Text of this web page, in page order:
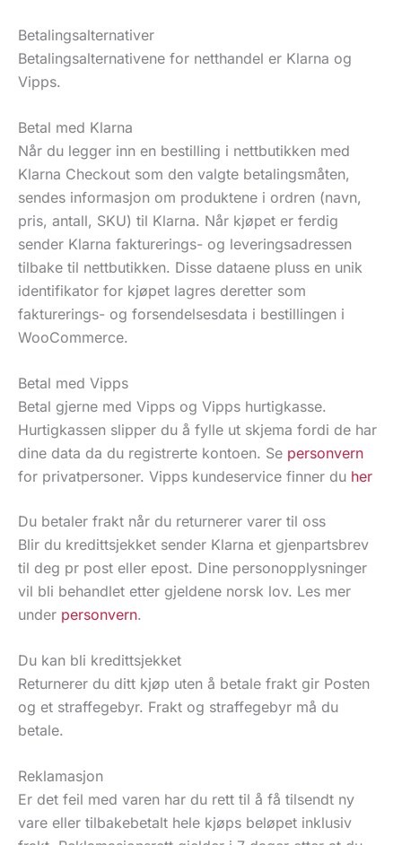
Betalingsalternativer
Betalingsalternativene for netthandel er Klarna og
Vipps.
Betal med Klarna
Når du legger inn en bestilling i nettbutikken med
Klarna Checkout som den valgte betalingsmåten,
sendes informasjon om produktene i ordren (navn,
pris, antall, SKU) til Klarna. Når kjøpet er ferdig
sender Klarna fakturerings- og leveringsadressen
tilbake til nettbutikken. Disse dataene pluss en unik
identifikator for kjøpet lagres deretter som
fakturerings- og forsendelsesdata i bestillingen i
WooCommerce.
Betal med Vipps
Betal gjerne med Vipps og Vipps hurtigkasse.
Hurtigkassen slipper du å fylle ut skjema fordi de har
dine data da du registrerte kontoen. Se personvern
for privatpersoner. Vipps kundeservice finner du her
Du betaler frakt når du returnerer varer til oss
Blir du kredittsjekket sender Klarna et gjenpartsbrev
til deg pr post eller epost. Dine personopplysninger
vil bli behandlet etter gjeldene norsk lov. Les mer
under personvern.
Du kan bli kredittsjekket
Returnerer du ditt kjøp uten å betale frakt gir Posten
og et straffegebyr. Frakt og straffegebyr må du
betale.
Reklamasjon
Er det feil med varen har du rett til å få tilsendt ny
vare eller tilbakebetalt hele kjøps beløpet inklusiv